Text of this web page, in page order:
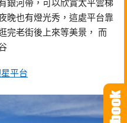
銀河帶，可以欣賞太平雲梯
晚也有燈光秀，這處平台靠
完老街後上來等美景， 而
平台